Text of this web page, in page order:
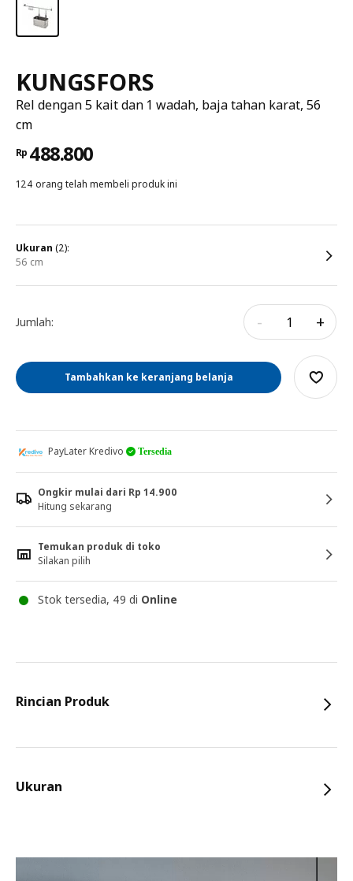
KUNGSFORS
Rel dengan 5 kait dan 1 wadah, baja tahan karat, 56
cm
Rp 488.800
124 orang telah membeli produk ini
ukuran (2):
56 cm
Jumlah: - +
Tambahkan ke keranjang belanja
PayLater Kredivo Tersedia
Ongkir mulai dari Rp 14.900
Hitung sekarang
Temukan produk di toko
Silakan pilih
Stok tersedia, 49 di Online
Rincian Produk
Ukuran